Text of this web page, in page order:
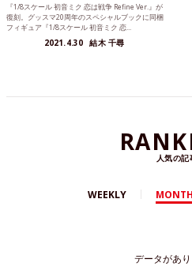
『1/8スケール 初音ミク 恋は戦争 Refine Ver.』が
復刻。グッスマ20周年のスペシャルブックに同梱
フィギュア『1/8スケール 初音ミク 恋...
2021.4.30 結木 千尋
人気の記
WEEKLY
データがあ